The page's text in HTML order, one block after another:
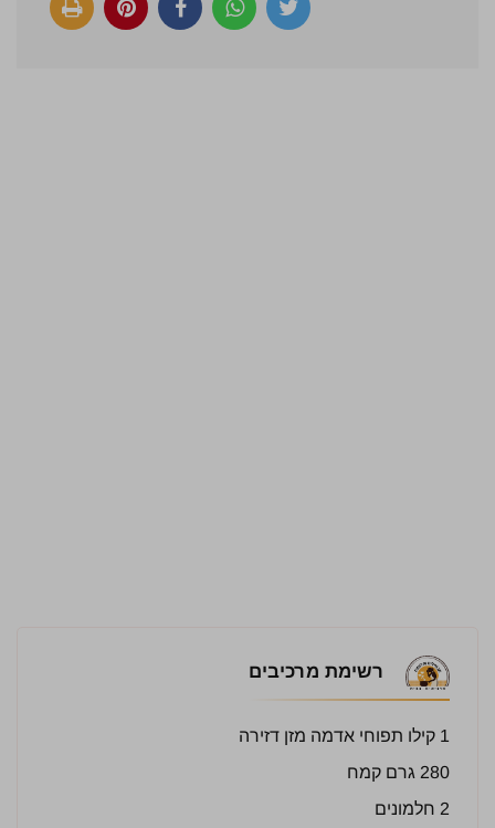
רשימת מרכיבים
1 קילו תפוחי אדמה מזן דזירה
280 גרם קמח
2 חלמונים